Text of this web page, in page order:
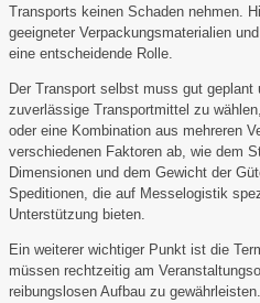
Transports keinen Schaden nehmen.
geeigneter Verpackungsmaterialien
eine entscheidende Rolle.
Der Transport selbst muss gut
zuverlässige Transportmittel zu
oder eine Kombination aus mehreren
verschiedenen Faktoren ab, wie dem
Dimensionen und dem Gewicht der
Speditionen, die auf Messelogistik
Unterstützung bieten.
Ein weiterer wichtiger Punkt ist die
müssen rechtzeitig am
reibungslosen Aufbau zu